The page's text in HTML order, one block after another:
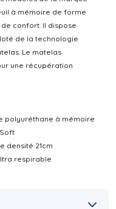
à mémoire de forme
confort. Il dispose
de la technologie
Le matelas
une récupération
polyuréthane à mémoire
densité 21cm
respirable